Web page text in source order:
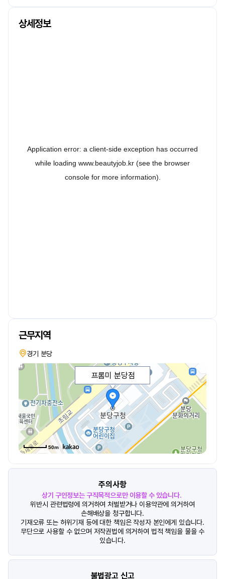
상세정보
근무지역
경기 분당
프롬미 분당점
50m
주의사항
상기 구인정보는 구직목적으로만 이용할 수 있습니다.
위반시 관련법령에 의거하여 처벌받거나 이용약관에 의거하여
손해배상을 청구합니다.
기재오류 또는 허위기재 등에 대한 책임은 작성자 본인에게 있습니다.
무단으로 사용할 수 없으며 저작권법에 의거하여 법적 책임을 물을 수
있습니다.
불법광고 신고